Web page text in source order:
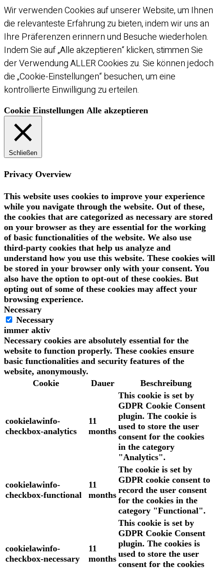
Wir verwenden Cookies auf unserer Website, um Ihnen
die relevanteste Erfahrung zu bieten, indem wir uns an
Ihre Präferenzen erinnern und Besuche wiederholen.
Indem Sie auf „Alle akzeptieren“ klicken, stimmen Sie
der Verwendung ALLER Cookies zu. Sie können jedoch
die „Cookie-Einstellungen“ besuchen, um eine
kontrollierte Einwilligung zu erteilen.
Cookie Einstellungen Alle akzeptieren
Schließen
Privacy Overview
This website uses cookies to improve your experience
while you navigate through the website. Out of these,
the cookies that are categorized as necessary are stored
on your browser as they are essential for the working
of basic functionalities of the website. We also use
third-party cookies that help us analyze and
understand how you use this website. These cookies will
be stored in your browser only with your consent. You
also have the option to opt-out of these cookies. But
opting out of some of these cookies may affect your
browsing experience.
Necessary
Necessary
immer aktiv
Necessary cookies are absolutely essential for the
website to function properly. These cookies ensure
basic functionalities and security features of the
website, anonymously.
Cookie
Dauer Beschreibung
cookielawinfo-
checkbox-analytics
11
months
This cookie is set by
GDPR Cookie Consent
plugin. The cookie is
used to store the user
consent for the cookies
in the category
"Analytics".
cookielawinfo-
checkbox-functional
11
months
The cookie is set by
GDPR cookie consent to
record the user consent
for the cookies in the
category "Functional".
cookielawinfo-
checkbox-necessary
11
months
This cookie is set by
GDPR Cookie Consent
plugin. The cookies is
used to store the user
consent for the cookies